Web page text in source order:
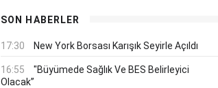
SON HABERLER
17:30 New York Borsası Karışık Seyirle Açıldı
16:55
"Büyümede Sağlık Ve BES Belirleyici
Olacak”